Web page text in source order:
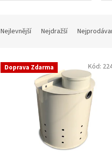
n
Nejlevnější Nejdražší
V Doprava Zdarma Kód: